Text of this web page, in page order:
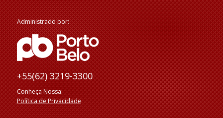
Administrado por:
+55(62) 3219-3300
Conheça Nossa:
Política de Privacidade